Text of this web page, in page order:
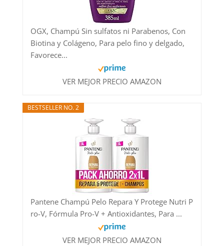
OGX, Champú Sin sulfatos ni Parabenos, Con
Biotina y Colágeno, Para pelo fino y delgado,
Favorece...
VER MEJOR PRECIO AMAZON
BESTSELLER NO. 2
Pantene Champú Pelo Repara Y Protege Nutri P
ro-V, Fórmula Pro-V + Antioxidantes, Para ...
VER MEJOR PRECIO AMAZON